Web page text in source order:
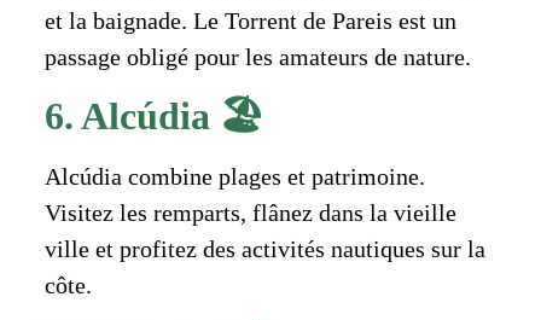
et la baignade. Le Torrent de Pareis est un
passage obligé pour les amateurs de nature.
6. Alcúdia 🏖️
Alcúdia combine plages et patrimoine.
Visitez les remparts, flânez dans la vieille
ville et profitez des activités nautiques sur la
côte.